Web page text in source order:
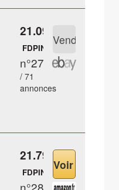
21.09 €
FDPIN
n°27
/ 71
annonces
21.79 €
FDPIN